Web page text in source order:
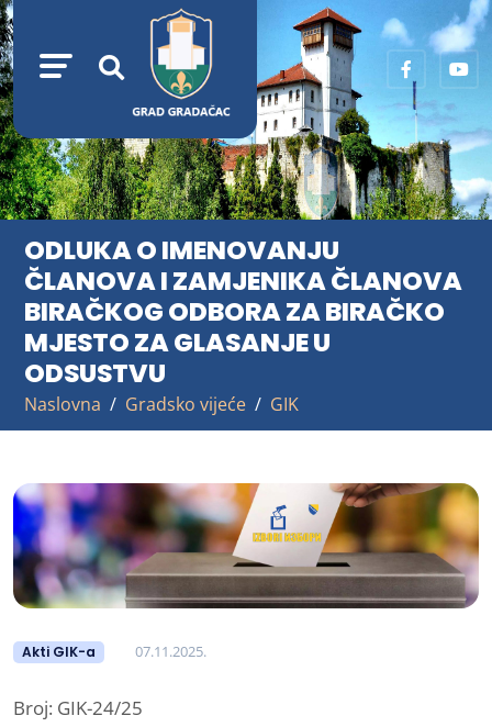
ODLUKA O IMENOVANJU
ČLANOVA I ZAMJENIKA ČLANOVA
BIRAČKOG ODBORA ZA BIRAČKO
MJESTO ZA GLASANJE U
ODSUSTVU
Naslovna Gradsko vijeće GIK
Akti GIK-a 07.11.2025.
Broj: GIK-24/25